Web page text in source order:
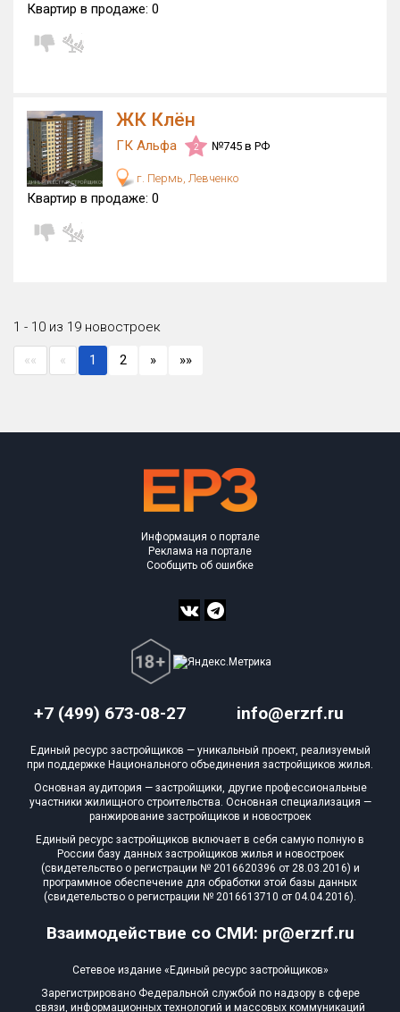
Квартир в продаже: 0
ЖК Клён
ГК Альфа 2 №745 в РФ
г. Пермь, Левченко
Квартир в продаже: 0
1 - 10 из 19 новостроек
«« « 1 2 » »»
+7 (499) 673-08-27 info@erzrf.ru
Взаимодействие со СМИ: pr@erzrf.ru
Информация о портале
Реклама на портале
Сообщить об ошибке
Единый ресурс застройщиков — уникальный проект, реализуемый
при поддержке Национального объединения застройщиков жилья.
Основная аудитория — застройщики, другие профессиональные
участники жилищного строительства. Основная специализация —
ранжирование застройщиков и новостроек
Единый ресурс застройщиков включает в себя самую полную в
России базу данных застройщиков жилья и новостроек
(свидетельство о регистрации № 2016620396 от 28.03.2016) и
программное обеспечение для обработки этой базы данных
(свидетельство о регистрации № 2016613710 от 04.04.2016).
Сетевое издание «Единый ресурс застройщиков»
Зарегистрировано Федеральной службой по надзору в сфере
связи, информационных технологий и массовых коммуникаций